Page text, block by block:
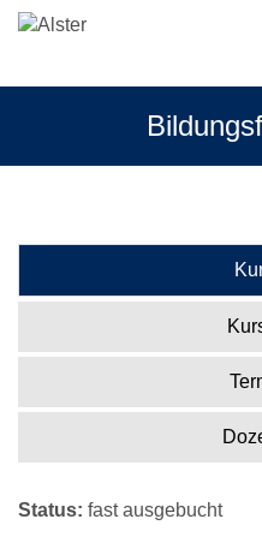
Status: fast ausgebucht